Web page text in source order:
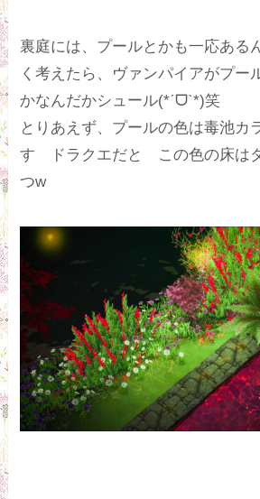
裏庭には、プールとかも一応ある
く考えたら、ヴァンパイアがプー
かなんだかシュール(*ˊᗜˋ*)笑
とりあえず、プールの色は毒池カ
す ドラクエだと この色の床は
つw